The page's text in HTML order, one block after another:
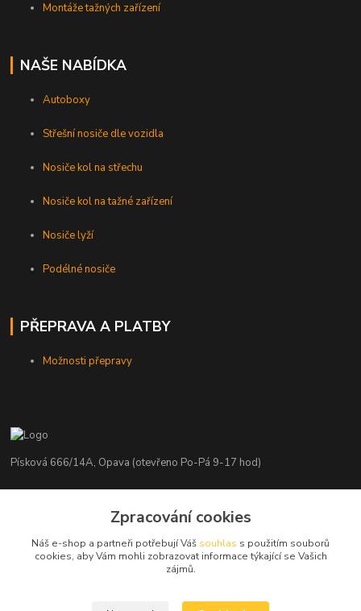
Montáže tažných zařízení
NAŠE NABÍDKA
Autoboxy
Střešní nosiče dle vozidla
Nosiče kol na střechu
Nosiče kol na tažné zařízení
Nosiče lyží
Podélné nosiče
PŘEPRAVA A PLATBY
Možnosti přepravy
Písková 666/14A, Opava (otevřeno Po-Pá 9-17 hod)
+420 776 839 986
info@nosice.com
Zpracování cookies
Náš e-shop a partneři potřebují Váš souhlas s použitím souborů
cookies, aby Vám mohli zobrazovat informace týkající se Vašich
zájmů.